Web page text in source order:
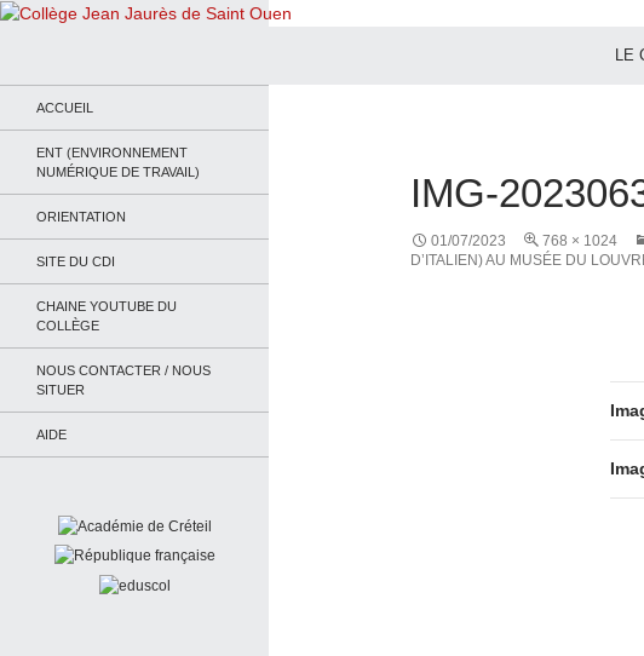
IMG-
01/07/2023 768 × 1024
D’ITALIEN) AU MUSÉE DU
ACCUEIL
ENT (ENVIRONNEMENT
NUMÉRIQUE DE TRAVAIL)
ORIENTATION
SITE DU CDI
CHAINE YOUTUBE DU
COLLÈGE
NOUS CONTACTER / NOUS
SITUER
AIDE